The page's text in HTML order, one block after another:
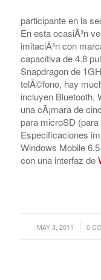
participante en la
En esta ocasiÃ³n
imitaciÃ³n con
capacitiva de 4.8
Snapdragon de
telÃ©fono, hay
incluyen Bluetooth,
una cÃ¡mara de
para microSD
Especificaciones
Windows Mobile
con una interfaz de
MAY 3, 2011
/ 0 /